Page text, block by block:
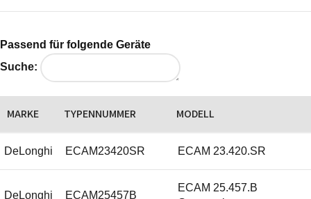
Passend für folgende Geräte
Suche:
MARKE TYPENNUMMER MODELL
DeLonghi ECAM23420SR ECAM 23.420.SR
DeLonghi ECAM25457B
ECAM 25.457.B